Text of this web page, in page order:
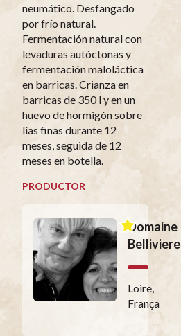
neumático. Desfangado
por frío natural.
Fermentación natural con
levaduras autóctonas y
fermentación maloláctica
en barricas. Crianza en
barricas de 350 l y en un
huevo de hormigón sobre
lías finas durante 12
meses, seguida de 12
meses en botella.
PRODUCTOR
Domaine
Belliviere
Loire,
França